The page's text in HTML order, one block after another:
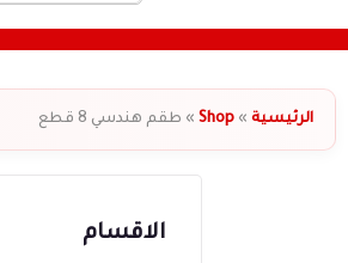
الرئيسية »
Shop
» طقم هندسي 8 قطع
الاقسام